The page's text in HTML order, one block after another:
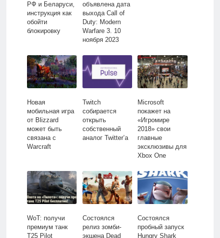
РФ и Беларуси,
инструкция как
обойти
блокировку
объявлена дата
выхода Call of
Duty: Modern
Warfare 3. 10
ноября 2023
Новая
мобильная игра
от Blizzard
может быть
связана с
Warcraft
Twitch
собирается
открыть
собственный
аналог Twitter’а
Microsoft
покажет на
«Игромире
2018» свои
главные
эксклюзивы для
Xbox One
WoT: получи
премиум танк
T25 Pilot
Состоялся
релиз зомби-
экшена Dead
Состоялся
пробный запуск
Hungry Shark